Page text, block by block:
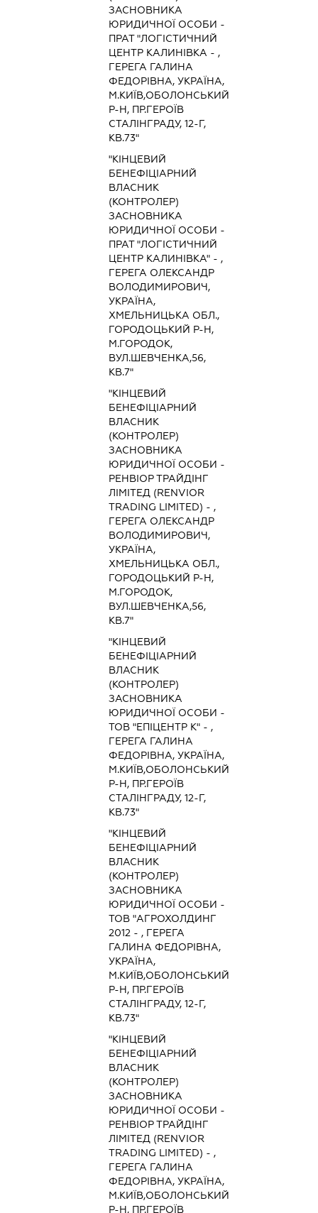
ЗАСНОВНИКА
ЮРИДИЧНОЇ ОСОБИ -
ПРАТ "ЛОГІСТИЧНИЙ
ЦЕНТР КАЛИНІВКА - ,
ГЕРЕГА ГАЛИНА
ФЕДОРІВНА, УКРАЇНА,
М.КИЇВ,ОБОЛОНСЬКИЙ
Р-Н, ПР.ГЕРОЇВ
СТАЛІНГРАДУ, 12-Г,
КВ.73"
"КІНЦЕВИЙ
БЕНЕФІЦІАРНИЙ
ВЛАСНИК
(КОНТРОЛЕР)
ЗАСНОВНИКА
ЮРИДИЧНОЇ ОСОБИ -
ПРАТ "ЛОГІСТИЧНИЙ
ЦЕНТР КАЛИНІВКА" - ,
ГЕРЕГА ОЛЕКСАНДР
ВОЛОДИМИРОВИЧ,
УКРАЇНА,
ХМЕЛЬНИЦЬКА ОБЛ.,
ГОРОДОЦЬКИЙ Р-Н,
М.ГОРОДОК,
ВУЛ.ШЕВЧЕНКА,56,
КВ.7"
"КІНЦЕВИЙ
БЕНЕФІЦІАРНИЙ
ВЛАСНИК
(КОНТРОЛЕР)
ЗАСНОВНИКА
ЮРИДИЧНОЇ ОСОБИ -
РЕНВІОР ТРАЙДІНГ
ЛІМІТЕД (RENVIOR
TRADING LIMITED) - ,
ГЕРЕГА ОЛЕКСАНДР
ВОЛОДИМИРОВИЧ,
УКРАЇНА,
ХМЕЛЬНИЦЬКА ОБЛ.,
ГОРОДОЦЬКИЙ Р-Н,
М.ГОРОДОК,
ВУЛ.ШЕВЧЕНКА,56,
КВ.7"
"КІНЦЕВИЙ
БЕНЕФІЦІАРНИЙ
ВЛАСНИК
(КОНТРОЛЕР)
ЗАСНОВНИКА
ЮРИДИЧНОЇ ОСОБИ -
ТОВ "ЕПІЦЕНТР К" - ,
ГЕРЕГА ГАЛИНА
ФЕДОРІВНА, УКРАЇНА,
М.КИЇВ,ОБОЛОНСЬКИЙ
Р-Н, ПР.ГЕРОЇВ
СТАЛІНГРАДУ, 12-Г,
КВ.73"
"КІНЦЕВИЙ
БЕНЕФІЦІАРНИЙ
ВЛАСНИК
(КОНТРОЛЕР)
ЗАСНОВНИКА
ЮРИДИЧНОЇ ОСОБИ -
ТОВ "АГРОХОЛДИНГ
2012 - , ГЕРЕГА
ГАЛИНА ФЕДОРІВНА,
УКРАЇНА,
М.КИЇВ,ОБОЛОНСЬКИЙ
Р-Н, ПР.ГЕРОЇВ
СТАЛІНГРАДУ, 12-Г,
КВ.73"
"КІНЦЕВИЙ
БЕНЕФІЦІАРНИЙ
ВЛАСНИК
(КОНТРОЛЕР)
ЗАСНОВНИКА
ЮРИДИЧНОЇ ОСОБИ -
РЕНВІОР ТРАЙДІНГ
ЛІМІТЕД (RENVIOR
TRADING LIMITED) - ,
ГЕРЕГА ГАЛИНА
ФЕДОРІВНА, УКРАЇНА,
М.КИЇВ,ОБОЛОНСЬКИЙ
Р-Н, ПР.ГЕРОЇВ